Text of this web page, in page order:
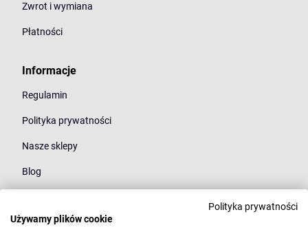
Zwrot i wymiana
Płatności
Informacje
Regulamin
Polityka prywatności
Nasze sklepy
Blog
Polityka prywatności
Używamy plików cookie